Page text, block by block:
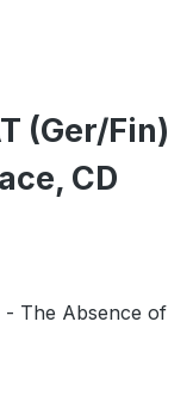
(Ger/Fin)
CD